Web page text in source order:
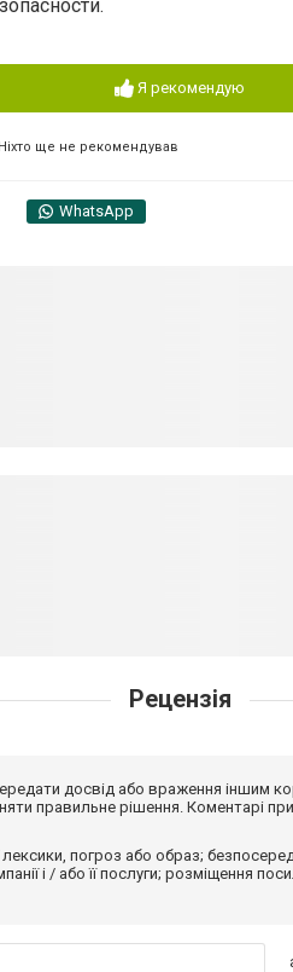
Я рекомендую
Ніхто ще не рекомендував
WhatsApp
Рецензія
досвід або враження іншим
правильне рішення. Коментарі
погроз або образ;
і / або її послуги; розміщення